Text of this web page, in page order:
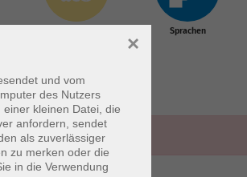
Sprachen
und vom
des Nutzers
kleinen Datei, die
anfordern, sendet
als zuverlässiger
zu merken oder die
in die Verwendung
×